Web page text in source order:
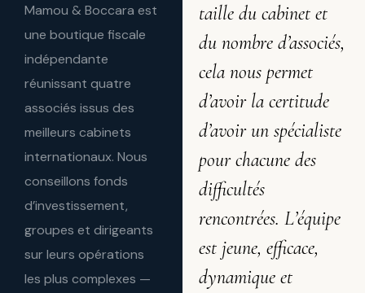
Mamou & Boccara est
une boutique fiscale
indépendante
réunissant quatre
associés issus des
meilleurs cabinets
internationaux. Nous
conseillons fonds
d’investissement,
groupes et dirigeants
sur leurs opérations
les plus complexes —
taille du cabinet et
du nombre d’associés,
cela nous permet
d’avoir la certitude
d’avoir un spécialiste
pour chacune des
difficultés
rencontrées. L’équipe
est jeune, efficace,
dynamique et